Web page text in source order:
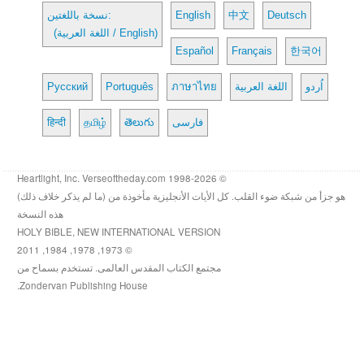
نسخة باللغتين:
(اللغة العربية / English)
English 中文 Deutsch
Español Français 한국어
Русский Português ภาษาไทย اللغة العربية اُردو
हिन्दी தமிழ் తెలుగు فارسی
© 1998-2026 Heartlight, Inc. Verseoftheday.com
هو جزأ من شبكة ضوء القلب. كل الأيات الأنجليزية مأخوذة من (ما لم يذكر خلاف ذلك)
هذه النسخة
HOLY BIBLE, NEW INTERNATIONAL VERSION
© 1973, 1978, 1984, 2011
مجتمع الكتاب المقدس العالمى. تستخدم بسماح من
Zondervan Publishing House.